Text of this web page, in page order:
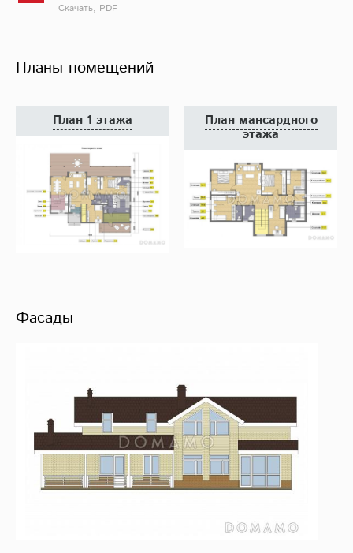
Скачать, PDF
Планы помещений
План 1 этажа План мансардного
этажа
Фасады